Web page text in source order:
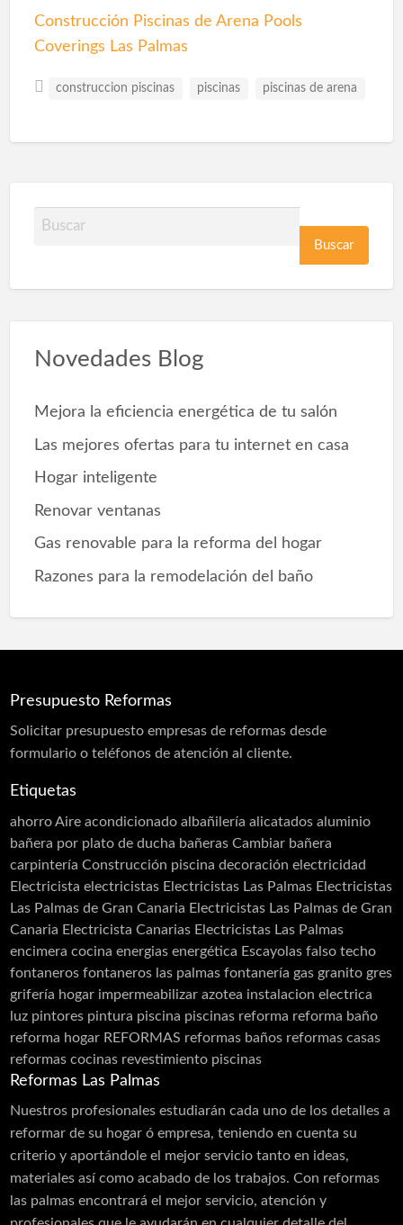
Construcción Piscinas de Arena Pools
Coverings Las Palmas
construccion piscinas piscinas piscinas de arena
B
c
p
r
Novedades Blog
Mejora la eficiencia energética de tu salón
Las mejores ofertas para tu internet en casa
Hogar inteligente
Renovar ventanas
Gas renovable para la reforma del hogar
Razones para la remodelación del baño
Presupuesto Reformas
Solicitar presupuestoempresas de reformas desde
formulario o teléfonos de atención al cliente.
Etiquetas
ahorro Aire acondicionado albañilería alicatados aluminio
bañera por plato de ducha bañeras Cambiar bañera
carpintería Construcción piscina decoración electricidad
Electricista electricistas Electricistas Las Palmas Electricistas
Las Palmas de Gran Canaria Electricistas Las Palmas de Gran
Canaria Electricista Canarias Electricistas Las Palmas
encimera cocina energias energética Escayolas falso techo
fontaneros fontaneros las palmas fontanería gas granito gres
grifería hogar impermeabilizar azotea instalacion electrica
luz pintores pintura piscina piscinas reforma reforma baño
reforma hogar REFORMAS reformas baños reformas casas
reformas cocinas revestimiento piscinas
Reformas Las Palmas
Nuestros profesionales estudiarán cada uno de los detalles a
reformar de su hogar ó empresa, teniendo en cuenta su
criterio y aportándole el mejor servicio tanto en ideas,
materiales así como acabado de los trabajos. Con reformas
las palmas encontrará el mejor servicio, atención y